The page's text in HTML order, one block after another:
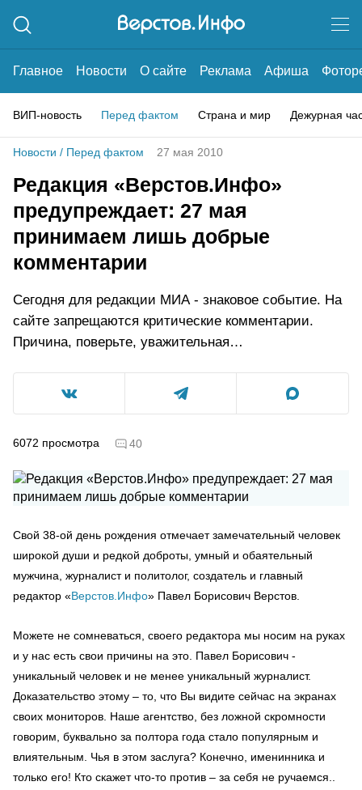
Главное Новости О сайте Реклама Афиша
ВИП-новость Перед фактом Страна и мир Дежурная
Новости / Перед фактом 27 мая 2010
Редакция «Верстов.Инфо»
предупреждает: 27 мая
принимаем лишь добрые
комментарии
Сегодня для редакции МИА - знаковое событие. На
сайте запрещаются критические комментарии.
Причина, поверьте, уважительная…
6072 просмотра 40
Свой 38-ой день рождения отмечает замечательный человек
широкой души и редкой доброты, умный и обаятельный
мужчина, журналист и политолог, создатель и главный
редактор «Верстов.Инфо» Павел Борисович Верстов.
Можете не сомневаться, своего редактора мы носим на руках
и у нас есть свои причины на это. Павел Борисович -
уникальный человек и не менее уникальный журналист.
Доказательство этому – то, что Вы видите сейчас на экранах
своих мониторов. Наше агентство, без ложной скромности
говорим, буквально за полтора года стало популярным и
влиятельным. Чья в этом заслуга? Конечно, именинника и
только его! Кто скажет что-то против – за себя не ручаемся..